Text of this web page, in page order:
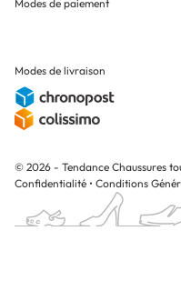
Modes de paiement
Modes de livraison
© 2026 - Tendance Chaussures
Confidentialité • Conditions